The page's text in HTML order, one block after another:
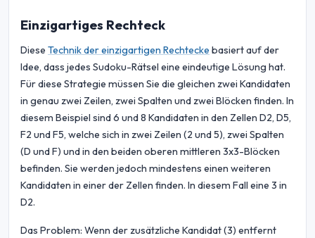
Einzigartiges Rechteck
Diese Technik der einzigartigen Rechtecke basiert auf der
Idee, dass jedes Sudoku-Rätsel eine eindeutige Lösung hat.
Für diese Strategie müssen Sie die gleichen zwei Kandidaten
in genau zwei Zeilen, zwei Spalten und zwei Blöcken finden. In
diesem Beispiel sind 6 und 8 Kandidaten in den Zellen D2, D5,
F2 und F5, welche sich in zwei Zeilen (2 und 5), zwei Spalten
(D und F) und in den beiden oberen mittleren 3x3-Blöcken
befinden. Sie werden jedoch mindestens einen weiteren
Kandidaten in einer der Zellen finden. In diesem Fall eine 3 in
D2.
Das Problem: Wenn der zusätzliche Kandidat (3) entfernt